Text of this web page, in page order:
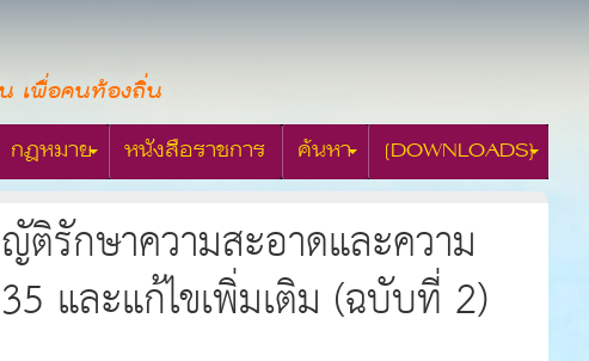
เพื่อคนท้องถิ่น
กฎหมาย หนังสือราชการ ค้นหา [DOWNLOADS]
รักษาความสะอาดและความ
และแก้ไขเพิ่มเติม (ฉบับที่ 2)